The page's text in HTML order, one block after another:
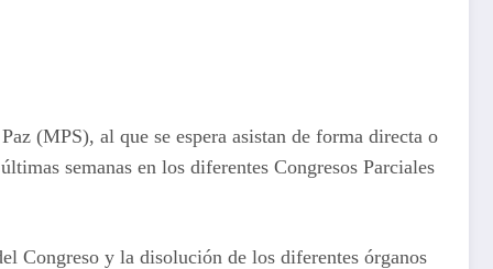
(MPS), al que se espera asistan de forma directa o
semanas en los diferentes Congresos Parciales
Congreso y la disolución de los diferentes órganos